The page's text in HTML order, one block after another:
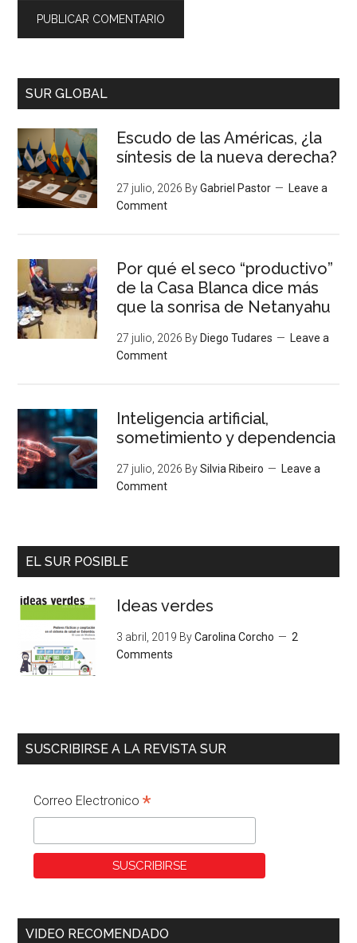
SUR GLOBAL
Escudo de las Américas, ¿la
síntesis de la nueva derecha?
27 julio, 2026 ByGabriel Pastor
Leave a
Comment
Por qué el seco “productivo”
de la Casa Blanca dice más
que la sonrisa de Netanyahu
27 julio, 2026 By Diego Tudares
Leave a
Comment
Inteligencia artificial,
sometimiento y dependencia
27 julio, 2026 BySilvia Ribeiro
Leave a
Comment
EL SUR POSIBLE
Ideas verdes
3 abril, 2019 ByCarolina Corcho
2
Comments
SUSCRIBIRSE A LA REVISTA SUR
Correo Electronico*
VIDEO RECOMENDADO